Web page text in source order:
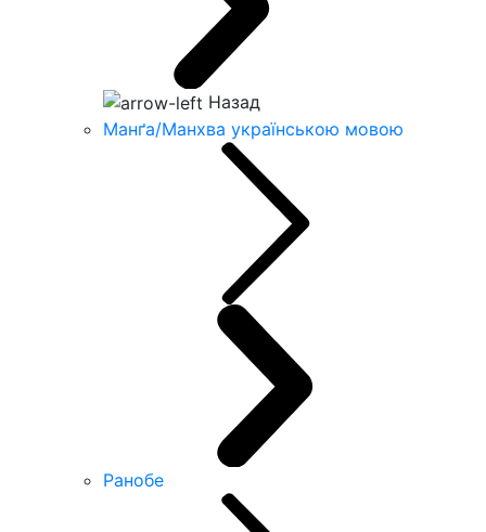
Назад
Манґа/Манхва українською мовою
Ранобе